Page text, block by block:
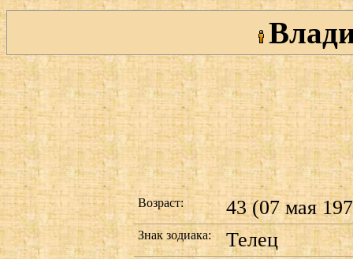
Возраст: 43 (07 мая
Знак зодиака: Телец